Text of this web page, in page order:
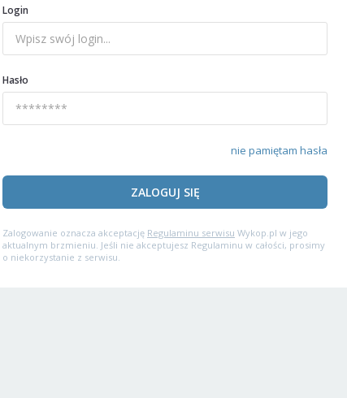
Login
Hasło
nie pamiętam hasła
ZALOGUJ SIĘ
Zalogowanie oznacza akceptację Regulaminu serwisu Wykop.pl w jego
aktualnym brzmieniu. Jeśli nie akceptujesz Regulaminu w całości, prosimy
o niekorzystanie z serwisu.